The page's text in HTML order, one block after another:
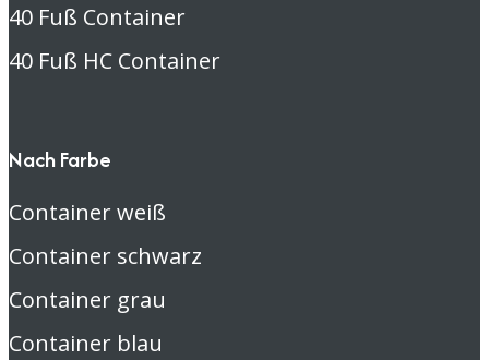
40 Fuß Container
40 Fuß HC Container
Nach Farbe
Container weiß
Container schwarz
Container grau
Container blau